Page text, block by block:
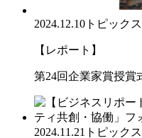
2024.12.10 トピックス
【レポート】
第24回企業家賞授賞
2024.11.21 トピックス